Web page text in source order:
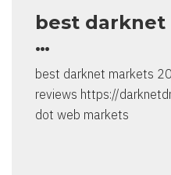
best darknet
…
best darknet markets
reviews https://
dot web markets